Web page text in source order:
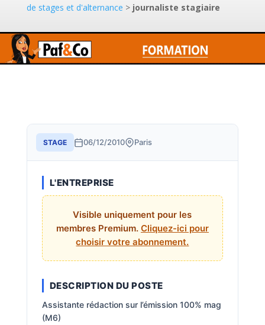
de stages et d'alternance > journaliste stagiaire
STAGE 06/12/2010 Paris
L'ENTREPRISE
Visible uniquement pour les
membres Premium. Cliquez-ici pour
choisir votre abonnement.
DESCRIPTION DU POSTE
Assistante rédaction sur l’émission 100% mag
(M6)